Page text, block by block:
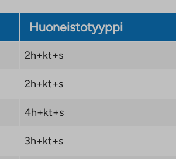
Huoneistotyyppi
2h+kt+s
2h+kt+s
4h+kt+s
3h+kt+s